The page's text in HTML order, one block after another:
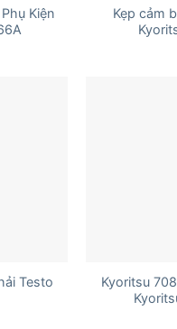
Kiện
Kẹp cảm
Testo
Kyoritsu